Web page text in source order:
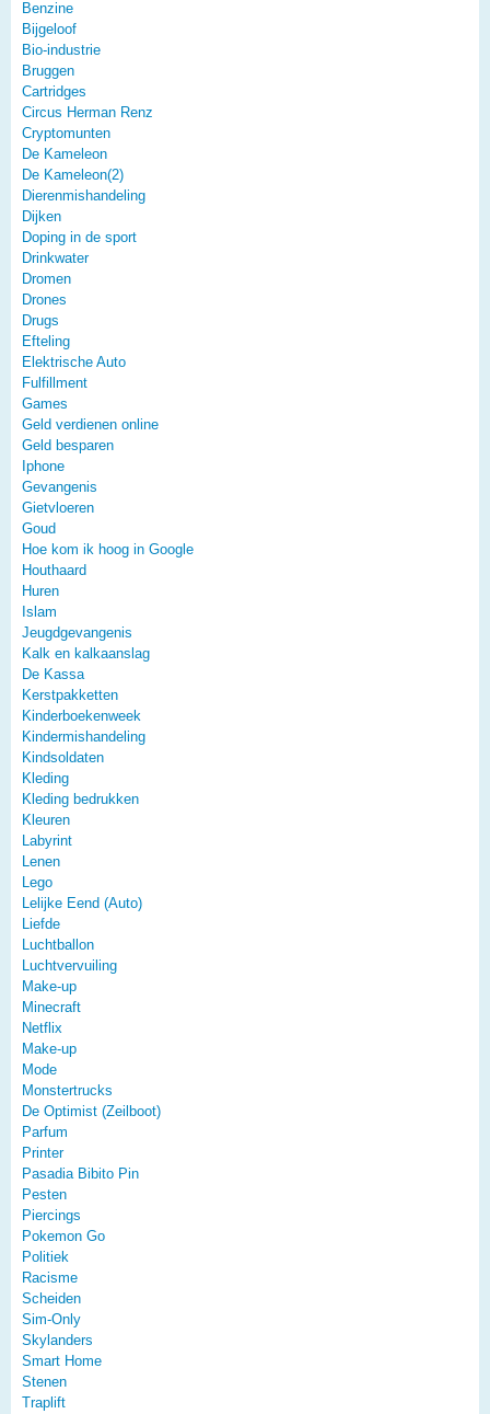
Benzine
Bijgeloof
Bio-industrie
Bruggen
Cartridges
Circus Herman Renz
Cryptomunten
De Kameleon
De Kameleon(2)
Dierenmishandeling
Dijken
Doping in de sport
Drinkwater
Dromen
Drones
Drugs
Efteling
Elektrische Auto
Fulfillment
Games
Geld verdienen online
Geld besparen
Iphone
Gevangenis
Gietvloeren
Goud
Hoe kom ik hoog in Google
Houthaard
Huren
Islam
Jeugdgevangenis
Kalk en kalkaanslag
De Kassa
Kerstpakketten
Kinderboekenweek
Kindermishandeling
Kindsoldaten
Kleding
Kleding bedrukken
Kleuren
Labyrint
Lenen
Lego
Lelijke Eend (Auto)
Liefde
Luchtballon
Luchtvervuiling
Make-up
Minecraft
Netflix
Make-up
Mode
Monstertrucks
De Optimist (Zeilboot)
Parfum
Printer
Pasadia Bibito Pin
Pesten
Piercings
Pokemon Go
Politiek
Racisme
Scheiden
Sim-Only
Skylanders
Smart Home
Stenen
Traplift